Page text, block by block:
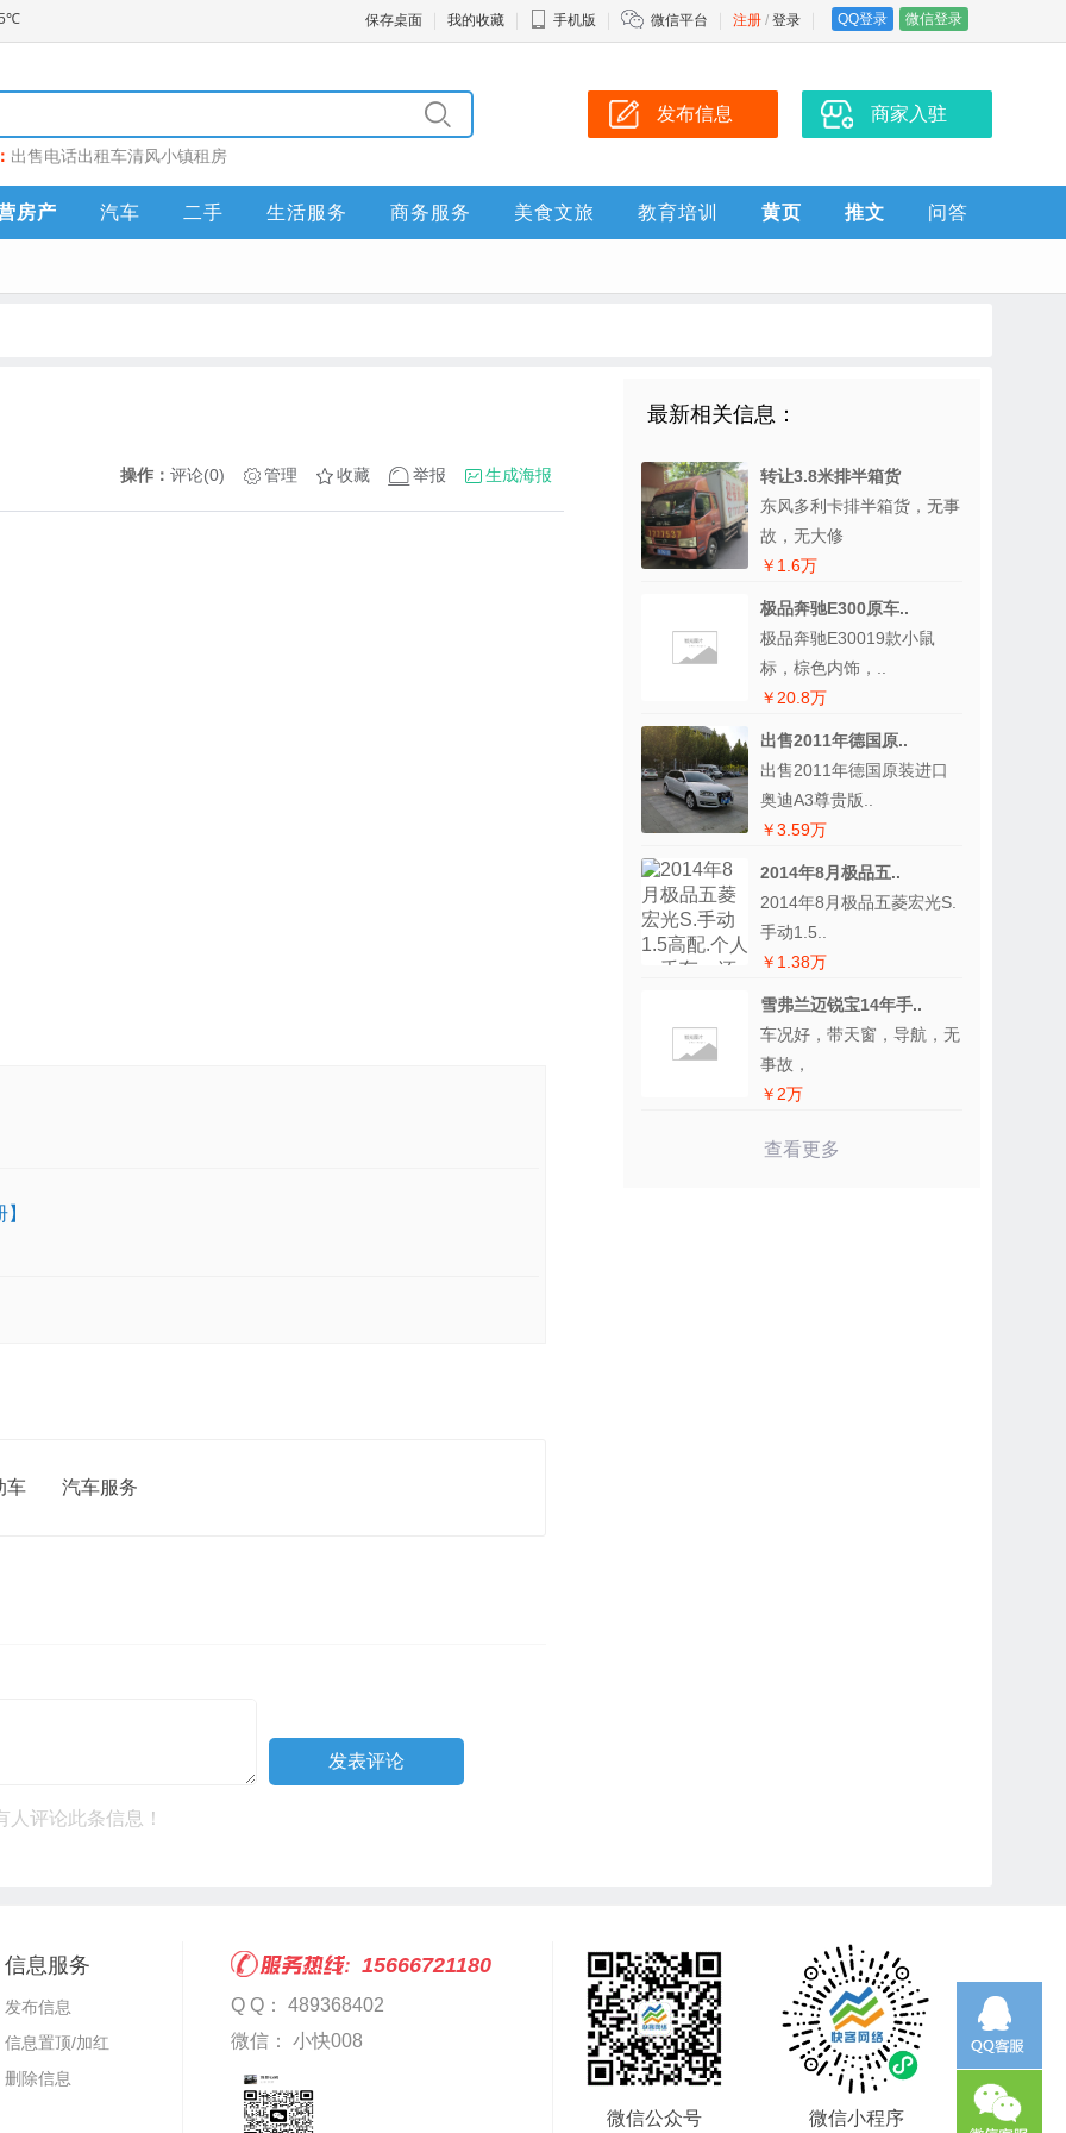
注册 / 登录 QQ登录 微信登录
保存桌面 我的收藏 手机版 微信平台
出售电话出租车清风小镇租房
发布信息 商家入驻
房产 汽车 二手 生活服务 商务服务 美食文旅 教育培训 黄页 推文 问答
操作： 评论(0) 管理 收藏 举报 生成海报
车 汽车服务
人评论此条信息！
最新相关信息：
转让3.8米排半箱货
东风多利卡排半箱货，无事
故，无大修
￥1.6万
极品奔驰E300原车..
极品奔驰E30019款小鼠
标，棕色内饰，..
￥20.8万
出售2011年德国原..
出售2011年德国原装进口
奥迪A3尊贵版..
￥3.59万
2014年8月极品五..
2014年8月极品五菱宏光S.
手动1.5..
￥1.38万
雪弗兰迈锐宝14年手..
车况好，带天窗，导航，无
事故，
￥2万
查看更多
信息服务
发布信息
信息置顶/加红
删除信息
15666721180
Q Q： 489368402
微信： 小快008
微信公众号 微信小程序